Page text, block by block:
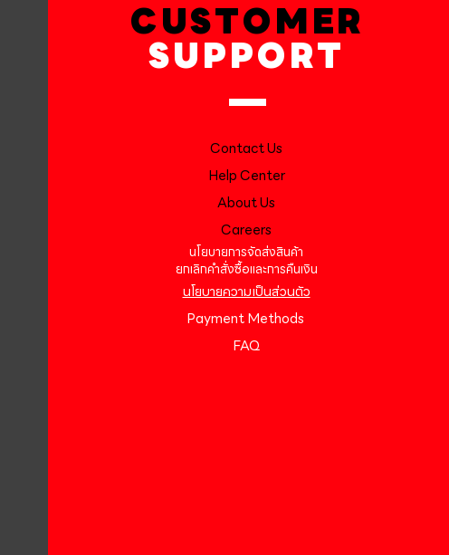
CUSTOMER
SUPPORT
Contact Us
Help Center
About Us
Careers
นโยบายการจัดส่งสินค้า
ยกเลิกคำสั่งซื้อและการคืนเงิน
นโยบายความเป็นส่วนตัว
Payment Methods
FAQ